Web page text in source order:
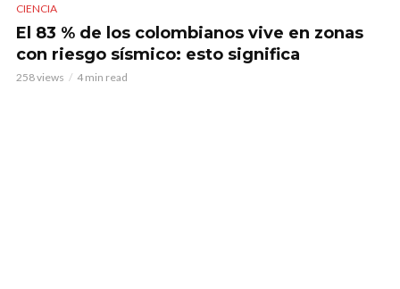
CIENCIA
El 83 % de los colombianos vive en zonas
con riesgo sísmico: esto significa
258 views 4 min read